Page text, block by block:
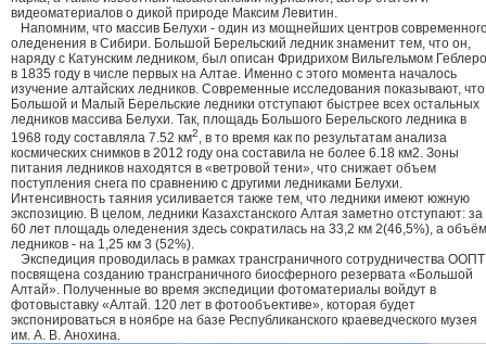
видеоматериалов о дикой природе Максим Левитин.
Напомним, что массив Белухи - один из мощнейших центров
оледенения в Сибири. Большой Берельский ледник знаменит тем, что он,
наряду с Катунским ледником, был описан Фридрихом Вильгельмом
в 1835 году в числе первых на Алтае. Именно с этого момента началось
изучение алтайских ледников. Современные исследования показывают, что
Большой и Малый Берельские ледники отступают быстрее всех остальных
ледников массива Белухи. Так, площадь Большого Берельского ледника в
1968 году составляла 7.52 км2, в то время как по результатам анализа
космических снимков в 2012 году она составила не более 6.18 км2. Зоны
питания ледников находятся в «ветровой тени», что снижает объем
поступления снега по сравнению с другими ледниками Белухи.
Интенсивность таяния усиливается также тем, что ледники имеют южную
экспозицию. В целом, ледники Казахстанского Алтая заметно отступают: за
60 лет площадь оледенения здесь сократилась на 33,2 км 2(46,5%), а объём
ледников - на 1,25 км 3 (52%).
Экспедиция проводилась в рамках трансграничного сотрудничества
посвящена созданию трансграничного биосферного резервата «Большой
Алтай». Полученные во время экспедиции фотоматериалы войдут в
фотовыставку «Алтай. 120 лет в фотообъективе», которая будет
экспонироваться в ноябре на базе Республиканского краеведческого музея
им. А. В. Анохина.